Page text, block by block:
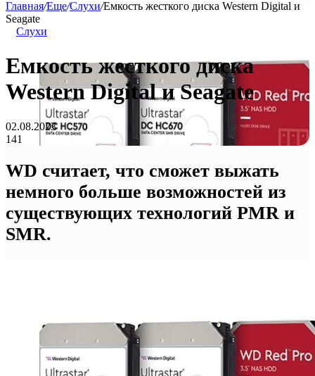
Главная/Еще/Слухи/Емкость жесткого диска Western Digital и
Seagate
Слухи
Емкость жесткого диска
Western Digital и Seagate
02.08.2023
141
WD считает, что сможет выжать
немного больше возможностей из
существующих технологий PMR и
SMR.